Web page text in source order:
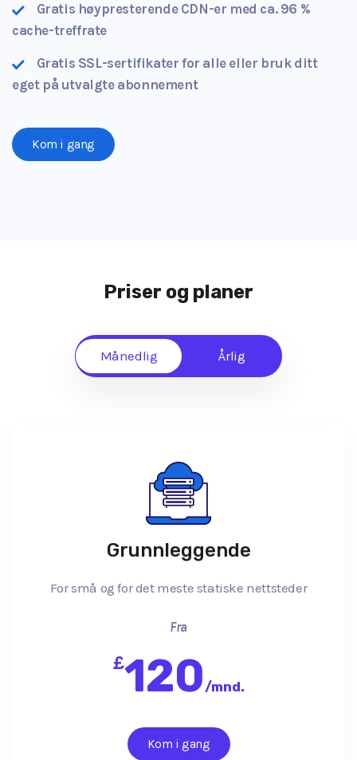
Gratis høypresterende CDN-er med ca. 96 %
cache-treffrate
Gratis SSL-sertifikater for alle eller bruk ditt
eget på utvalgte abonnement
Kom i gang
Priser og planer
Månedlig Årlig
Grunnleggende
For små og for det meste statiske nettsteder
Fra
£120 /mnd.
Kom i gang